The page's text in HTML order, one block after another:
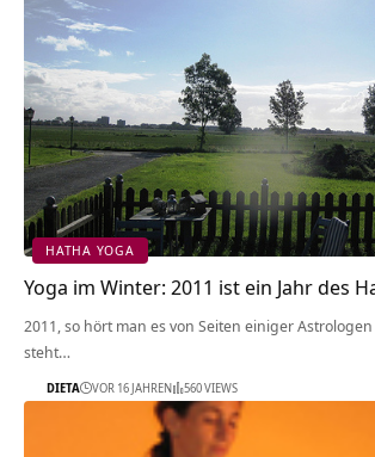
HATHA YOGA
Yoga im Winter: 2011 ist ein Jahr des
2011, so hört man es von Seiten einiger
steht…
DIETA VOR 16 JAHREN 560 VIEWS